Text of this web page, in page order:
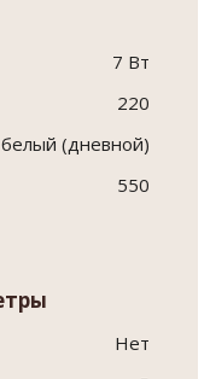
7 Вт
220
белый (дневной)
550
Нет